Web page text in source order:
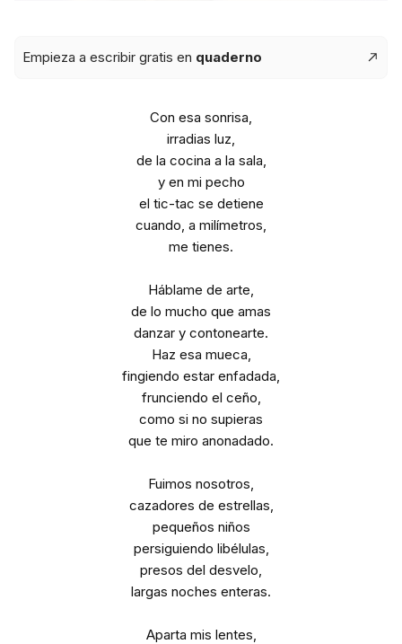
Empieza a escribir gratis en quaderno
Con esa sonrisa,
irradias luz,
de la cocina a la sala,
y en mi pecho
el tic-tac se detiene
cuando, a milímetros,
me tienes.
Háblame de arte,
de lo mucho que amas
danzar y contonearte.
Haz esa mueca,
fingiendo estar enfadada,
frunciendo el ceño,
como si no supieras
que te miro anonadado.
Fuimos nosotros,
cazadores de estrellas,
pequeños niños
persiguiendo libélulas,
presos del desvelo,
largas noches enteras.
Aparta mis lentes,